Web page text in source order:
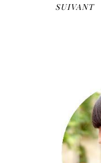
SUIVANT